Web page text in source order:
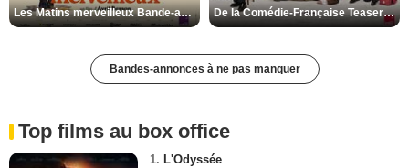
Vendée
Vienne
Les Matins merveilleux Bande-annonce VF De la Comédie-Française Teaser VF
Bandes-annonces à ne pas manquer
Top films au box office
1. L'Odyssée